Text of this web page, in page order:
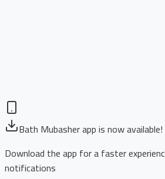
Bath Mubasher app is now available!
Download the app for a faster
notifications